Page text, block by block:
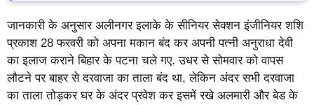
जानकारी के अनुसार अलीनगर इलाके के सीनियर सेक्शन इंजीनियर शशि
प्रकाश 28 फरवरी को अपना मकान बंद कर अपनी पत्नी अनुराधा देवी
का इलाज कराने बिहार के पटना चले गए. उधर से सोमवार को वापस
लौटने पर बाहर से दरवाजा का ताला बंद था, लेकिन अंदर सभी दरवाजा
का ताला तोड़कर घर के अंदर प्रवेश कर इसमें रखे अलमारी और बेड के